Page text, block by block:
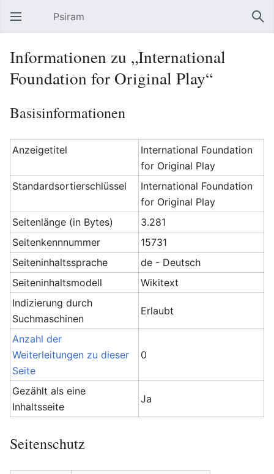
Hauptmenü öffnen Psiram
Informationen zu „International
Foundation for Original Play“
Basisinformationen
Anzeigetitel
International Foundation
for Original Play
Standardsortierschlüssel
International Foundation
for Original Play
Seitenlänge (in Bytes)
3.281
Seitenkennnummer
15731
Seiteninhaltssprache
de - Deutsch
Seiteninhaltsmodell
Wikitext
Indizierung durch
Suchmaschinen
Erlaubt
Anzahl der
Weiterleitungen zu dieser
Seite
0
Gezählt als eine
Inhaltsseite
Ja
Seitenschutz